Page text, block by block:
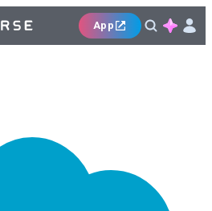
App